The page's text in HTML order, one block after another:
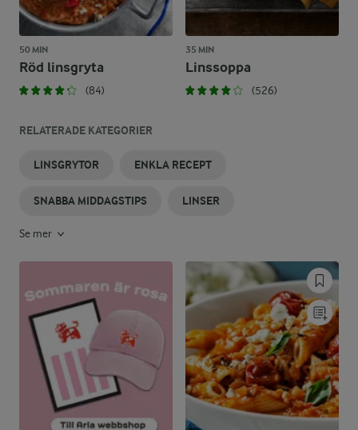
50 MIN
Röd linsgryta
(84)
35 MIN
Linssoppa
(526)
RELATERADE KATEGORIER
LINSGRYTOR ENKLA RECEPT
SNABBA MIDDAGSTIPS LINSER
Se mer